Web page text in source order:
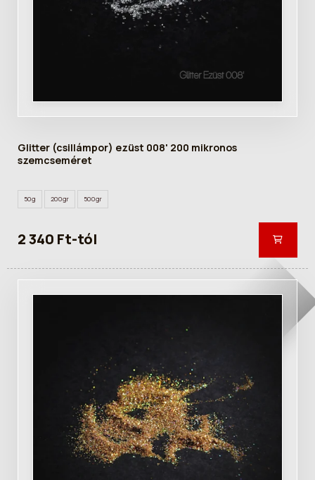
Glitter (csillámpor) ezüst 008' 200 mikronos
szemcseméret
50g 200gr 500gr
2 340 Ft-tól